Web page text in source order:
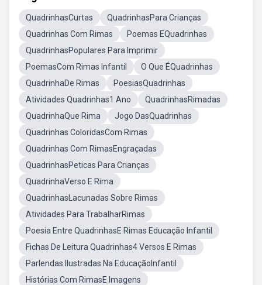
QuadrinhasCurtas
QuadrinhasPara Crianças
Quadrinhas Com Rimas
Poemas EQuadrinhas
QuadrinhasPopulares Para Imprimir
PoemasCom Rimas Infantil
O Que ÉQuadrinhas
QuadrinhaDe Rimas
PoesiasQuadrinhas
Atividades Quadrinhas1 Ano
QuadrinhasRimadas
QuadrinhaQue Rima
Jogo DasQuadrinhas
Quadrinhas ColoridasCom Rimas
Quadrinhas Com RimasEngraçadas
QuadrinhasPeticas Para Crianças
QuadrinhaVerso E Rima
QuadrinhasLacunadas Sobre Rimas
Atividades Para TrabalharRimas
Poesia Entre QuadrinhasE Rimas Educação Infantil
Fichas De Leitura Quadrinhas4 Versos E Rimas
Parlendas Ilustradas Na EducaçãoInfantil
Histórias Com RimasE Imagens